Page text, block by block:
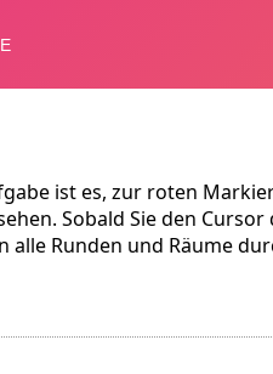
ist es, zur roten
Sobald Sie den
alle Runden und Räume